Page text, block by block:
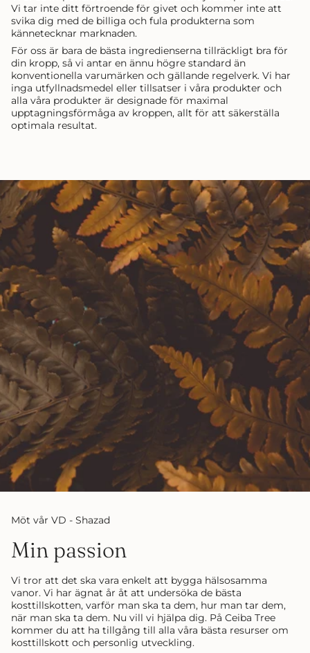
Vi tar inte ditt förtroende för givet och kommer inte att
svika dig med de billiga och fula produkterna som
kännetecknar marknaden.
För oss är bara de bästa ingredienserna tillräckligt bra för
din kropp, så vi antar en ännu högre standard än
konventionella varumärken och gällande regelverk. Vi har
inga utfyllnadsmedel eller tillsatser i våra produkter och
alla våra produkter är designade för maximal
upptagningsförmåga av kroppen, allt för att säkerställa
optimala resultat.
Möt vår VD - Shazad
Min passion
Vi tror att det ska vara enkelt att bygga hälsosamma
vanor. Vi har ägnat år åt att undersöka de bästa
kosttillskotten, varför man ska ta dem, hur man tar dem,
när man ska ta dem. Nu vill vi hjälpa dig. På Ceiba Tree
kommer du att ha tillgång till alla våra bästa resurser om
kosttillskott och personlig utveckling.